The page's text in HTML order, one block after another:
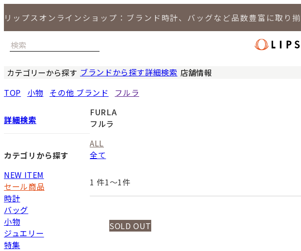
リップスオンラインショップ：ブランド時計、バッグなど品数豊富に取り揃
カテゴリーから探す ブランドから探す詳細検索 店舗情報
TOP 小物 その他 ブランド フルラ
詳細検索
カテゴリから探す
NEW ITEM
セール商品
時計
バッグ
小物
ジュエリー
特集
FURLA
フルラ
ALL
全て
1 件1〜1件
SOLD OUT